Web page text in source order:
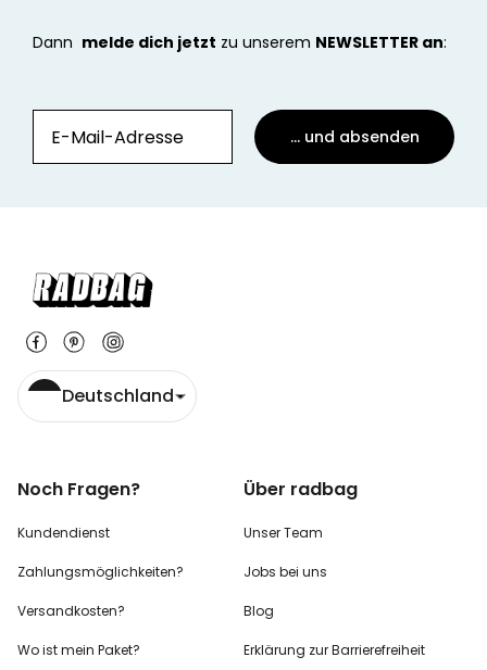
Dann melde dich jetzt zu unserem NEWSLETTER an:
... und absenden
Deutschland
Noch Fragen?
Kundendienst
Zahlungsmöglichkeiten?
Versandkosten?
Wo ist mein Paket?
Über radbag
Unser Team
Jobs bei uns
Blog
Erklärung zur Barrierefreiheit